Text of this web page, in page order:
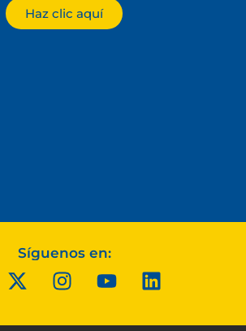
Haz clic aquí
Síguenos en: